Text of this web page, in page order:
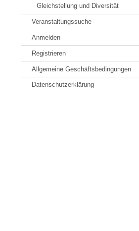
Gleichstellung und Diversität
Veranstaltungssuche
Anmelden
Registrieren
Allgemeine Geschäftsbedingungen
Datenschutzerklärung